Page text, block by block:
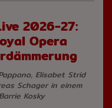
2026-27:
Opera
Elisabet Strid
Schager in einem
Kosky